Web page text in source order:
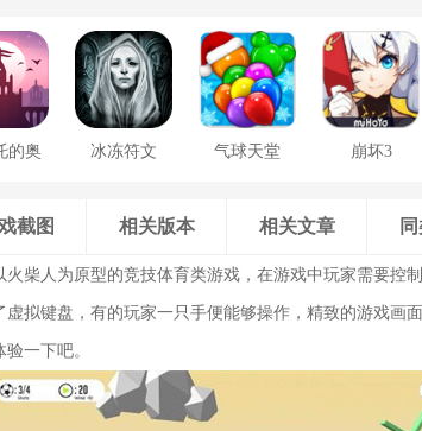
的奥 冰冻符文 气球天堂 崩坏3
截图 相关版本 相关文章
火柴人为原型的竞技体育类游戏，在游戏中玩家需要控
虚拟键盘，有的玩家一只手便能够操作，精致的游戏画
一下吧。